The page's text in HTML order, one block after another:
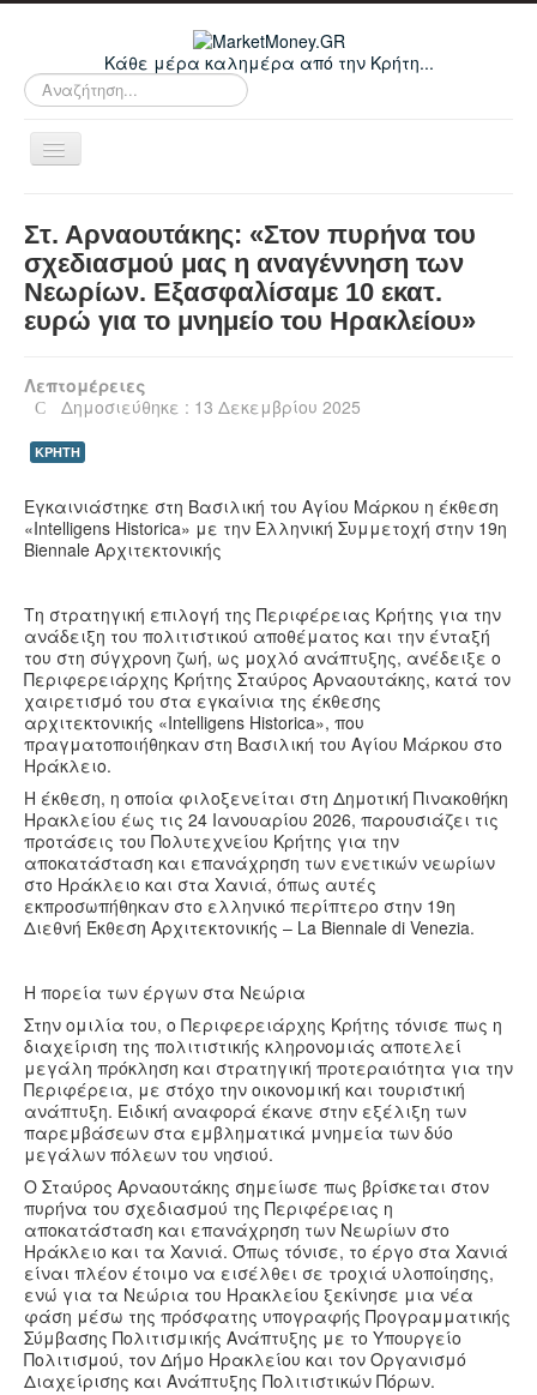
Κάθε μέρα καλημέρα από την Κρήτη...
Αναζήτηση...
Εναλλαγή
Οικονομικά
Κρήτη
Ελλάδα
Κόσμος
Απόψεις
Τεχνολογία
Υγεία
Αθλητικά
Βίντεο
Συνταγές
Στ. Αρναουτάκης: «Στον πυρήνα του
σχεδιασμού μας η αναγέννηση των
Νεωρίων. Εξασφαλίσαμε 10 εκατ.
ευρώ για το μνημείο του Ηρακλείου»
Λεπτομέρειες
Δημοσιεύθηκε : 13 Δεκεμβρίου 2025
ΚΡΗΤΗ
Εγκαινιάστηκε στη Βασιλική του Αγίου Μάρκου η έκθεση
«Intelligens Historica» με την Ελληνική Συμμετοχή στην 19η
Biennale Αρχιτεκτονικής
Τη στρατηγική επιλογή της Περιφέρειας Κρήτης για την
ανάδειξη του πολιτιστικού αποθέματος και την ένταξή
του στη σύγχρονη ζωή, ως μοχλό ανάπτυξης, ανέδειξε ο
Περιφερειάρχης Κρήτης Σταύρος Αρναουτάκης, κατά τον
χαιρετισμό του στα εγκαίνια της έκθεσης
αρχιτεκτονικής «Intelligens Historica», που
πραγματοποιήθηκαν στη Βασιλική του Αγίου Μάρκου στο
Ηράκλειο.
Η έκθεση, η οποία φιλοξενείται στη Δημοτική Πινακοθήκη
Ηρακλείου έως τις 24 Ιανουαρίου 2026, παρουσιάζει τις
προτάσεις του Πολυτεχνείου Κρήτης για την
αποκατάσταση και επανάχρηση των ενετικών νεωρίων
στο Ηράκλειο και στα Χανιά, όπως αυτές
εκπροσωπήθηκαν στο ελληνικό περίπτερο στην 19η
Διεθνή Έκθεση Αρχιτεκτονικής – La Biennale di Venezia.
Η πορεία των έργων στα Νεώρια
Στην ομιλία του, ο Περιφερειάρχης Κρήτης τόνισε πως η
διαχείριση της πολιτιστικής κληρονομιάς αποτελεί
μεγάλη πρόκληση και στρατηγική προτεραιότητα για την
Περιφέρεια, με στόχο την οικονομική και τουριστική
ανάπτυξη. Ειδική αναφορά έκανε στην εξέλιξη των
παρεμβάσεων στα εμβληματικά μνημεία των δύο
μεγάλων πόλεων του νησιού.
Ο Σταύρος Αρναουτάκης σημείωσε πως βρίσκεται στον
πυρήνα του σχεδιασμού της Περιφέρειας η
αποκατάσταση και επανάχρηση των Νεωρίων στο
Ηράκλειο και τα Χανιά. Όπως τόνισε, το έργο στα Χανιά
είναι πλέον έτοιμο να εισέλθει σε τροχιά υλοποίησης,
ενώ για τα Νεώρια του Ηρακλείου ξεκίνησε μια νέα
φάση μέσω της πρόσφατης υπογραφής Προγραμματικής
Σύμβασης Πολιτισμικής Ανάπτυξης με το Υπουργείο
Πολιτισμού, τον Δήμο Ηρακλείου και τον Οργανισμό
Διαχείρισης και Ανάπτυξης Πολιτιστικών Πόρων.